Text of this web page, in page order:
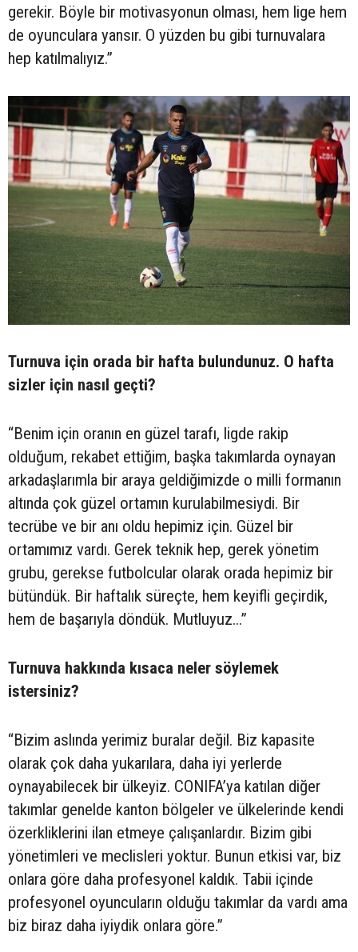
gerekir. Böyle bir motivasyonun olması, hem lige hem
de oyunculara yansır. O yüzden bu gibi turnuvalara
hep katılmalıyız.”
Turnuva için orada bir hafta bulundunuz. O hafta
sizler için nasıl geçti?
“Benim için oranın en güzel tarafı, ligde rakip
olduğum, rekabet ettiğim, başka takımlarda oynayan
arkadaşlarımla bir araya geldiğimizde o milli formanın
altında çok güzel ortamın kurulabilmesiydi. Bir
tecrübe ve bir anı oldu hepimiz için. Güzel bir
ortamımız vardı. Gerek teknik hep, gerek yönetim
grubu, gerekse futbolcular olarak orada hepimiz bir
bütündük. Bir haftalık süreçte, hem keyifli geçirdik,
hem de başarıyla döndük. Mutluyuz...”
Turnuva hakkında kısaca neler söylemek
istersiniz?
“Bizim aslında yerimiz buralar değil. Biz kapasite
olarak çok daha yukarılara, daha iyi yerlerde
oynayabilecek bir ülkeyiz. CONIFA’ya katılan diğer
takımlar genelde kanton bölgeler ve ülkelerinde kendi
özerkliklerini ilan etmeye çalışanlardır. Bizim gibi
yönetimleri ve meclisleri yoktur. Bunun etkisi var, biz
onlara göre daha profesyonel kaldık. Tabii içinde
profesyonel oyuncuların olduğu takımlar da vardı ama
biz biraz daha iyiydik onlara göre.”